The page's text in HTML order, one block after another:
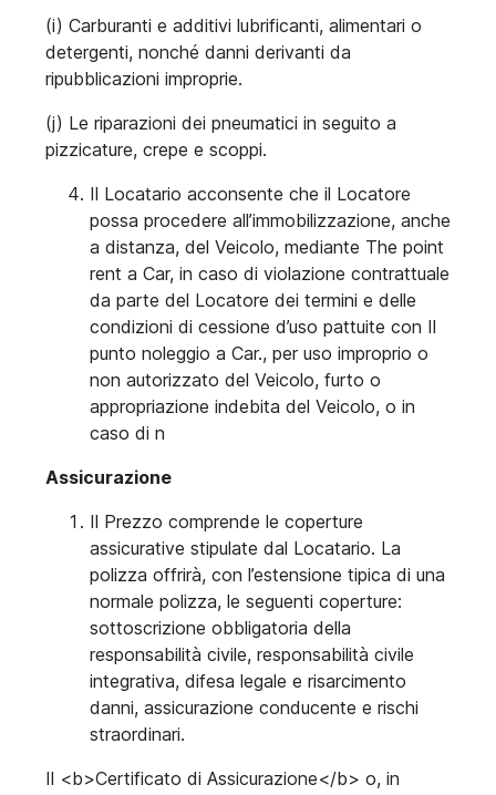
(i) Carburanti e additivi lubrificanti, alimentari o
detergenti, nonché danni derivanti da
ripubblicazioni improprie.
(j) Le riparazioni dei pneumatici in seguito a
pizzicature, crepe e scoppi.
Il Locatario acconsente che il Locatore
possa procedere all’immobilizzazione, anche
a distanza, del Veicolo, mediante The point
rent a Car, in caso di violazione contrattuale
da parte del Locatore dei termini e delle
condizioni di cessione d’uso pattuite con Il
punto noleggio a Car., per uso improprio o
non autorizzato del Veicolo, furto o
appropriazione indebita del Veicolo, o in
caso di n
Assicurazione
Il Prezzo comprende le coperture
assicurative stipulate dal Locatario. La
polizza offrirà, con l’estensione tipica di una
normale polizza, le seguenti coperture:
sottoscrizione obbligatoria della
responsabilità civile, responsabilità civile
integrativa, difesa legale e risarcimento
danni, assicurazione conducente e rischi
straordinari.
Il <b>Certificato di Assicurazione</b> o, in